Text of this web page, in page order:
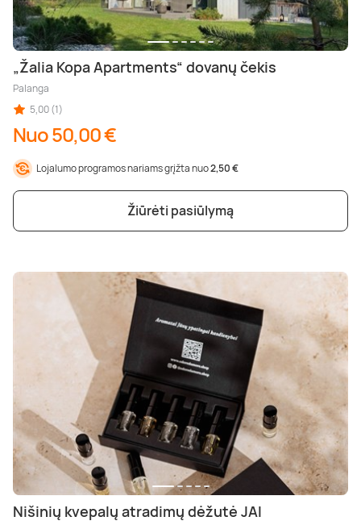
„Žalia Kopa Apartments“ dovanų čekis
Palanga
5,00 (1)
Nuo 50,00 €
Lojalumo programos nariams grįžta nuo2,50 €
Žiūrėti pasiūlymą
Nišinių kvepalų atradimų dėžutė JAI